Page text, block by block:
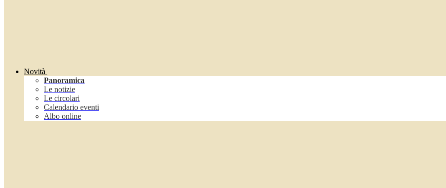
Novità
Panoramica
Le notizie
Le circolari
Calendario eventi
Albo online